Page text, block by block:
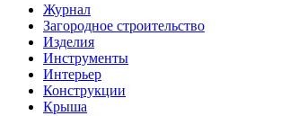
Журнал
Загородное строительство
Изделия
Инструменты
Интерьер
Конструкции
Крыша